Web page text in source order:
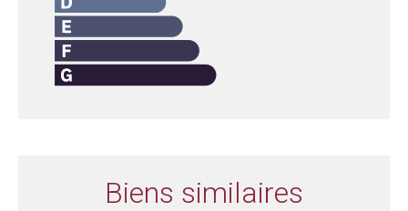
Biens similaires